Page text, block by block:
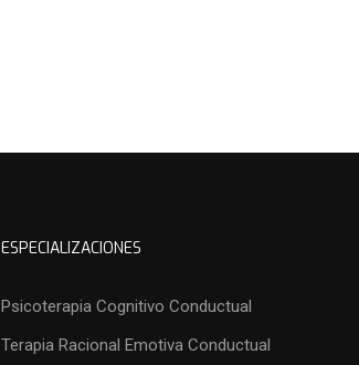
ESPECIALIZACIONES
Psicoterapia Cognitivo Conductual
Terapia Racional Emotiva Conductual